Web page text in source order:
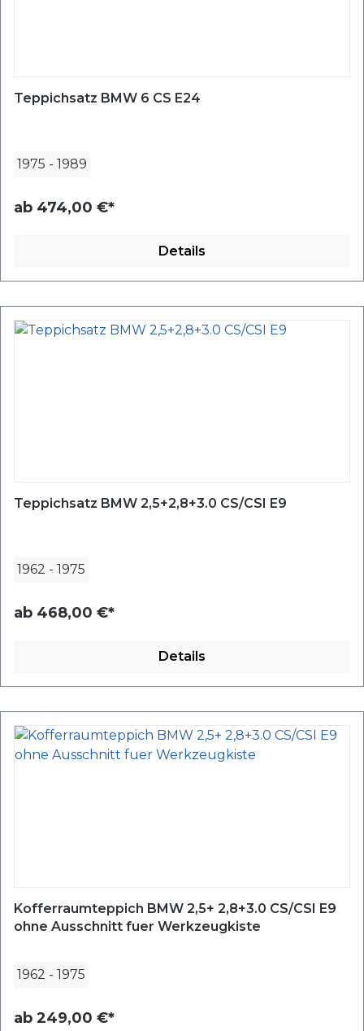
Teppichsatz BMW 6 CS E24
1975 - 1989
ab 474,00 €*
Details
Teppichsatz BMW 2,5+2,8+3.0 CS/CSI E9
1962 - 1975
ab 468,00 €*
Details
Kofferraumteppich BMW 2,5+ 2,8+3.0 CS/CSI E9
ohne Ausschnitt fuer Werkzeugkiste
1962 - 1975
ab 249,00 €*